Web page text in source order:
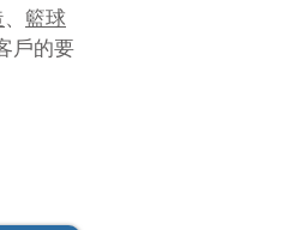
、 籃球
戶的要